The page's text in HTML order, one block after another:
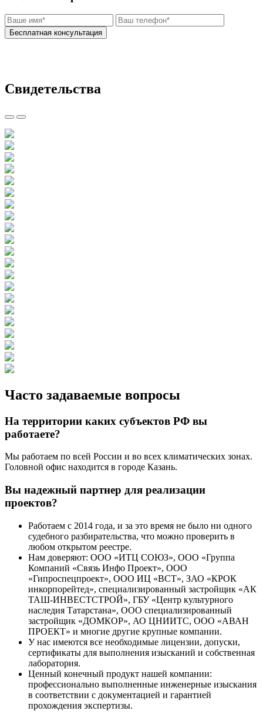
Свидетельства
Часто задаваемые вопросы
На территории каких субъектов РФ вы
работаете?
Мы работаем по всей России и во всех климатических зонах.
Головной офис находится в городе Казань.
Вы надежный партнер для реализации
проектов?
Работаем с 2014 года, и за это время не было ни одного
судебного разбирательства, что можно проверить в
любом открытом реестре.
Нам доверяют: ООО «ИТЦ СОЮЗ», ООО «Группа
Компаний «Связь Инфо Проект», ООО
«Гипроспецпроект», ООО ИЦ «ВСТ», ЗАО «КРОК
инкорпорейтед», специализированный застройщик «АК
ТАШ-ИНВЕСТСТРОЙ», ГБУ «Центр культурного
наследия Татарстана», ООО специализированный
застройщик «ДОМКОР», АО ЦНИИТС, ООО «АВАН
ПРОЕКТ» и многие другие крупные компании.
У нас имеются все необходимые лицензии, допуски,
сертификаты для выполнения изысканий и собственная
лаборатория.
Ценный конечный продукт нашей компании:
профессионально выполненные инженерные изыскания
в соответствии с документацией и гарантией
прохождения экспертизы.